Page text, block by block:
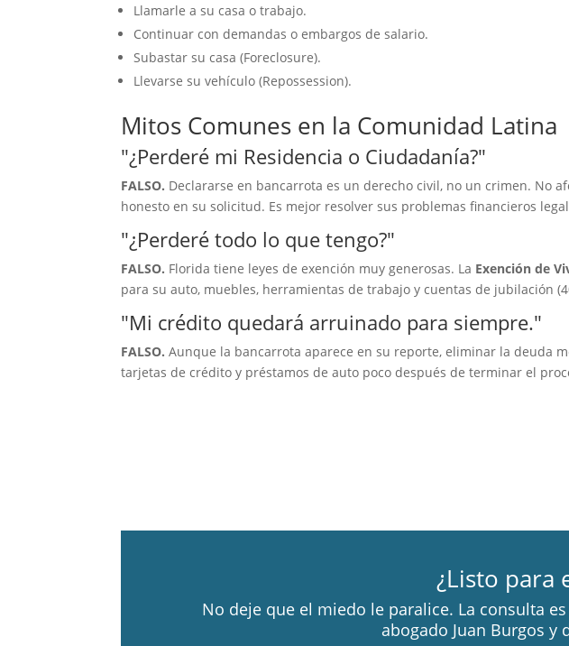
Llamarle a su casa o trabajo.
Continuar con demandas o embargos de salario.
Subastar su casa (Foreclosure).
Llevarse su vehículo (Repossession).
Mitos Comunes en la Comunidad Latina
"¿Perderé mi Residencia o Ciudadanía?"
FALSO. Declararse en bancarrota es un derecho civil, no un crimen. No
honesto en su solicitud. Es mejor resolver sus problemas financieros
"¿Perderé todo lo que tengo?"
FALSO. Florida tiene leyes de exención muy generosas. La Exención de
para su auto, muebles, herramientas de trabajo y cuentas de jubilación
"Mi crédito quedará arruinado para siempre."
FALSO. Aunque la bancarrota aparece en su reporte, eliminar la deuda
tarjetas de crédito y préstamos de auto poco después de terminar el
¿Listo para
No deje que el miedo le paralice. La consulta es
abogado Juan Burgos y